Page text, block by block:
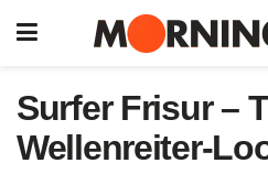
Surfer Frisur –
Wellenreiter-